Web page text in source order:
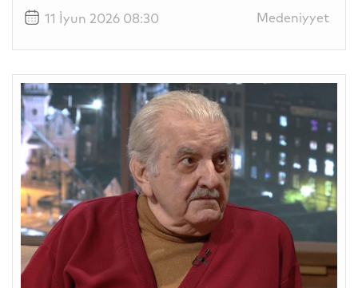
11 İyun 2026 08:30 Medeniyyet